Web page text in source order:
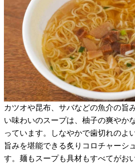
カツオや昆布、サバなどの魚介の旨
い味わいのスープは、柚子の爽やか
っています。しなやかで歯切れのよ
旨みを堪能できる炙りコロチャーシ
す。麺もスープも具材もすべてがお